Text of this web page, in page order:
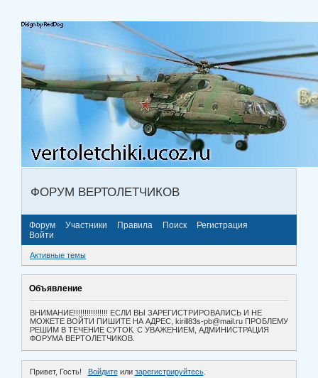
ФОРУМ ВЕРТОЛЕТЧИКОВ
Форум Участники Правила Поиск
Регистрация
Войти
Активные темы
Объявление
ВНИМАНИЕ!!!!!!!!!!!!!!!! ЕСЛИ ВЫ ЗАРЕГИСТРИРОВАЛИСЬ И НЕ
МОЖЕТЕ ВОЙТИ ПИШИТЕ НА АДРЕС, kirill83s-pb@mail.ru ПРОБЛЕМУ
РЕШИМ В ТЕЧЕНИЕ СУТОК. С УВАЖЕНИЕМ, АДМИНИСТРАЦИЯ
ФОРУМА ВЕРТОЛЕТЧИКОВ.
Привет, Гость! Войдитеили зарегистрируйтесь.